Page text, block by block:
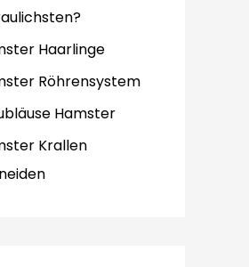
Haarlinge
Röhrensystem
Hamster
Krallen